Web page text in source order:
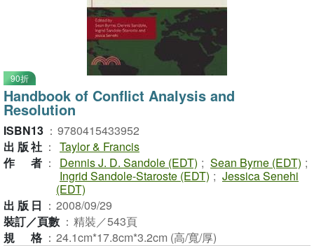
90折
Handbook of Conflict Analysis and
Resolution
ISBN13 ： 9780415433952
出版社 ： Taylor & Francis
作者 ： Dennis J. D. Sandole (EDT) ; Sean Byrne (EDT) ;
Ingrid Sandole-Staroste (EDT) ; Jessica Senehi
(EDT)
出版日 ： 2008/09/29
裝訂／頁數 ： 精裝／543頁
規格 ： 24.1cm*17.8cm*3.2cm (高/寬/厚)